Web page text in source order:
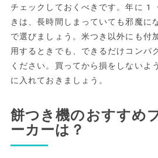
チェックしておくべきです。年に1
きは、長時間しまっていても邪魔に
で選びましょう。米つき以外にも付
用するときでも、できるだけコンパ
ください。買ってから損をしないよ
に入れておきましょう。
餅つき機のおすすめ
ーカーは？